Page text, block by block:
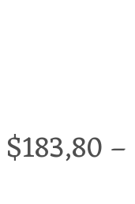
$183,80–